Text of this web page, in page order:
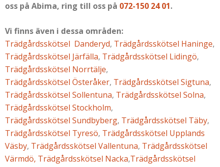
oss på Abima, ring till oss på 072-150 24 01.
Vi finns även i dessa områden:
Trädgårdsskötsel Danderyd, Trädgårdsskötsel Haninge,
Trädgårdsskötsel Järfälla, Trädgårdsskötsel Lidingö,
Trädgårdsskötsel Norrtälje,
Trädgårdsskötsel Österåker, Trädgårdsskötsel Sigtuna,
Trädgårdsskötsel Sollentuna, Trädgårdsskötsel Solna,
Trädgårdsskötsel Stockholm,
Trädgårdsskötsel Sundbyberg, Trädgårdsskötsel Täby,
Trädgårdsskötsel Tyresö, Trädgårdsskötsel Upplands
Väsby, Trädgårdsskötsel Vallentuna, Trädgårdsskötsel
Värmdö, Trädgårdsskötsel Nacka,Trädgårdsskötsel